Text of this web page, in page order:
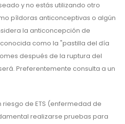
y no estás utilizando otro
píldoras anticonceptivas o algún
la anticoncepción de
como la "pastilla del día
después de la ruptura del
Preferentemente consulta a un
riesgo de ETS (enfermedad de
realizarse pruebas para